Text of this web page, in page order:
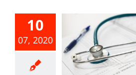
10
07, 2020
醫療行
看護
不得列
及生